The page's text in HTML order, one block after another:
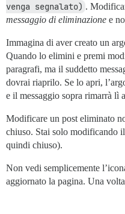
venga segnalato) .
messaggio di eliminazione e
Immagina di aver creato un
Quando lo elimini e premi
paragrafi, ma il suddetto
dovrai riaprilo. Se lo apri,
e il messaggio sopra rimarrà lì
Modificare un post eliminato
chiuso. Stai solo modificando
quindi chiuso).
Non vedi semplicemente
aggiornato la pagina. Una